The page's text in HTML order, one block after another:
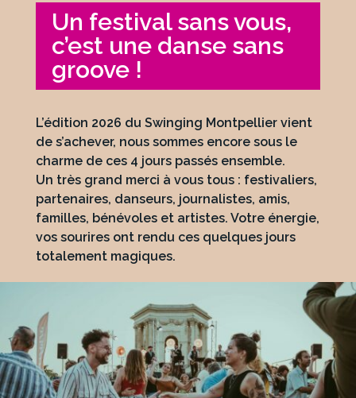
Un festival sans vous,
c’est une danse sans
groove !
L’édition 2026 du Swinging Montpellier vient
de s’achever, nous sommes encore sous le
charme de ces 4 jours passés ensemble.
Un très grand merci à vous tous : festivaliers,
partenaires, danseurs, journalistes, amis,
familles, bénévoles et artistes. Votre énergie,
vos sourires ont rendu ces quelques jours
totalement magiques.